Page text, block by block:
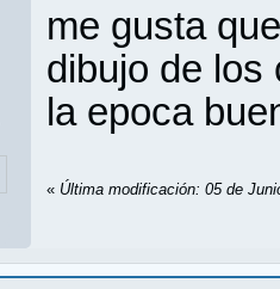
me gusta
dibujo de los
la epoca
« Última modificación: 05 de